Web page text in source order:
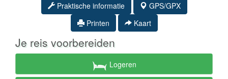
Praktische informatie
GPS/GPX
Printen
Kaart
Je reis voorbereiden
Logeren